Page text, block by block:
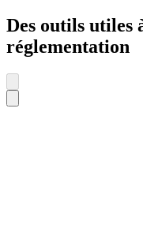
Des outils utiles
réglementation